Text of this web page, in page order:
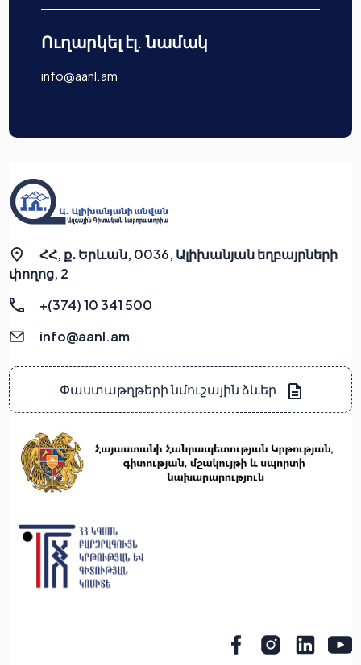
Ուղարկել էլ. նամակ
info@aanl.am
ՀՀ, ք․ Երևան, 0036, Ալիխանյան եղբայրների
փողոց, 2
+(374) 10 341 500
info@aanl.am
Փաստաթղթերի նմուշային ձևեր